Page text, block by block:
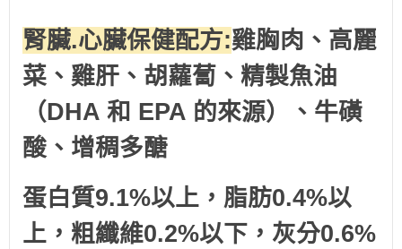
腎臟.心臟保健配方:雞胸肉、高麗
菜、雞肝、胡蘿蔔、精製魚油
（DHA 和 EPA 的來源）、牛磺
酸、增稠多醣
蛋白質9.1%以上，脂肪0.4%以
上，粗纖維0.2%以下，灰分0.6%